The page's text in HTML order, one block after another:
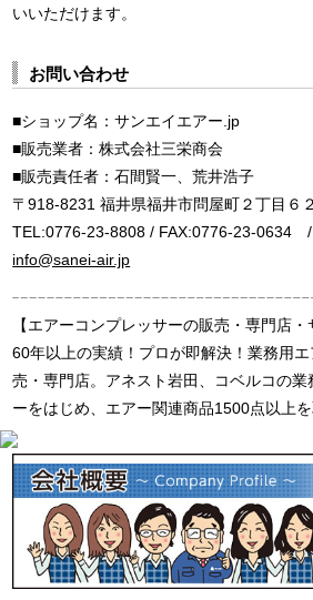
いいただけます。
お問い合わせ
■ショップ名：サンエイエアー.jp
■販売業者：株式会社三栄商会
■販売責任者：石間賢一、荒井浩子
〒918-8231 福井県福井市問屋町２丁目６
TEL:0776-23-8808 / FAX:0776-23-0634
info@sanei-air.jp
【エアーコンプレッサーの販売・専門店・
60年以上の実績！プロが即解決！業務用
売・専門店。アネスト岩田、コベルコの
ーをはじめ、エアー関連商品1500点以上を